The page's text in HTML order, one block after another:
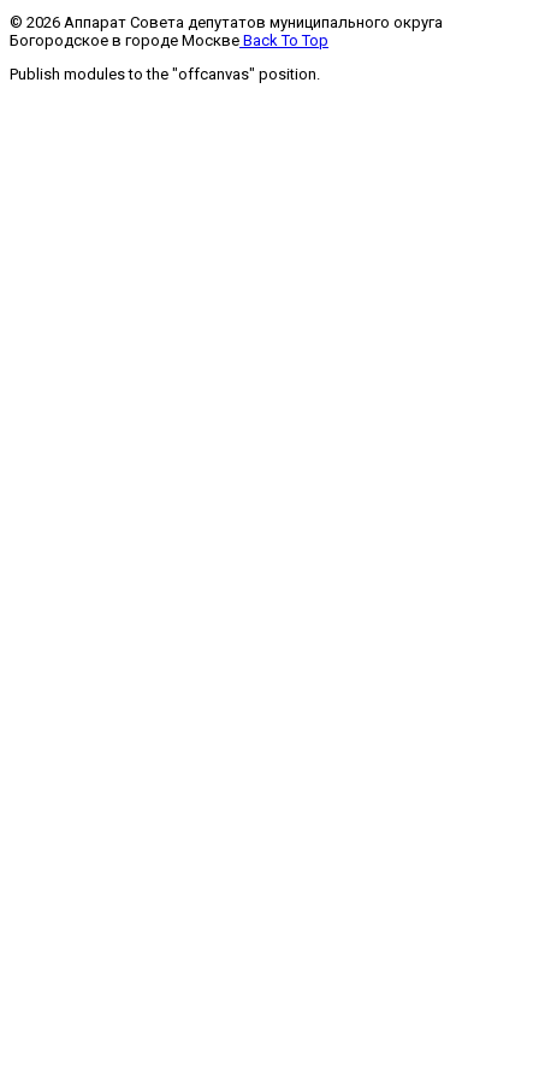
© 2026 Аппарат Совета депутатов муниципального округа
Богородское в городе Москве Back To Top
Publish modules to the "offcanvas" position.